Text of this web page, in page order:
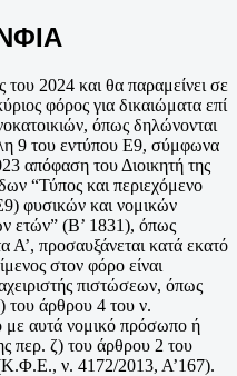
2024 και θα παραμείνει σε
φόρος για δικαιώματα επί
όπως δηλώνονται
9 του εντύπου Ε9, σύμφωνα
απόφαση του Διοικητή της
“Τύπος και περιεχόμενο
φυσικών και νομικών
ετών” (Β’ 1831), όπως
Α’, προσαυξάνεται κατά εκατό
στον φόρο είναι
πιστώσεων, όπως
του άρθρου 4 του ν.
με αυτά νομικό πρόσωπο ή
περ. ζ) του άρθρου 2 του
ν. 4172/2013, Α’167).